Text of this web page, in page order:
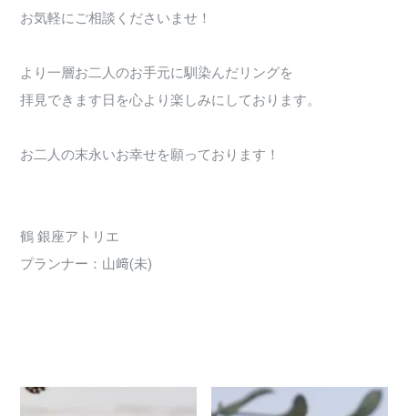
お気軽にご相談くださいませ！
より一層お二人のお手元に馴染んだリングを
拝見できます日を心より楽しみにしております。
お二人の末永いお幸せを願っております！
鶴 銀座アトリエ
プランナー：山﨑(未)